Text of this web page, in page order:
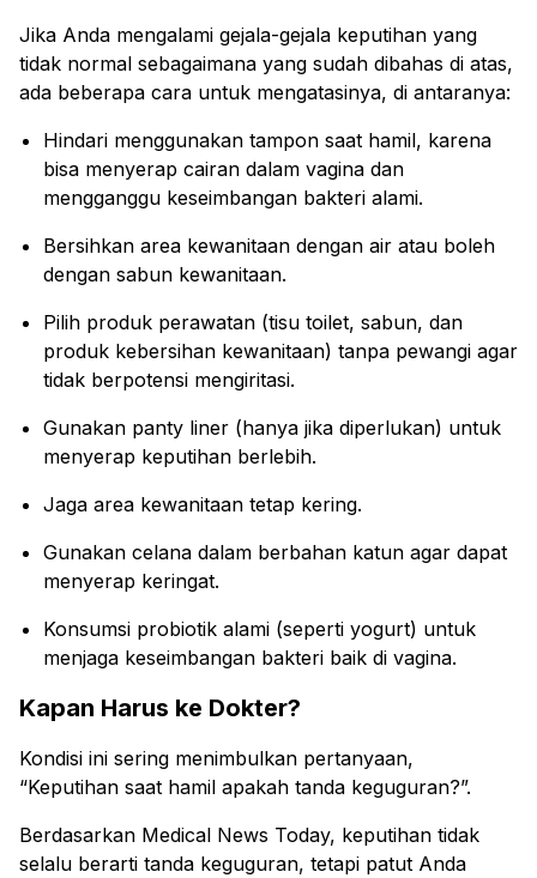
Jika Anda mengalami gejala-gejala keputihan yang
tidak normal sebagaimana yang sudah dibahas di atas,
ada beberapa cara untuk mengatasinya, di antaranya:
Hindari menggunakan tampon saat hamil, karena
bisa menyerap cairan dalam vagina dan
mengganggu keseimbangan bakteri alami.
Bersihkan area kewanitaan dengan air atau boleh
dengan sabun kewanitaan.
Pilih produk perawatan (tisu toilet, sabun, dan
produk kebersihan kewanitaan) tanpa pewangi agar
tidak berpotensi mengiritasi.
Gunakan panty liner (hanya jika diperlukan) untuk
menyerap keputihan berlebih.
Jaga area kewanitaan tetap kering.
Gunakan celana dalam berbahan katun agar dapat
menyerap keringat.
Konsumsi probiotik alami (seperti yogurt) untuk
menjaga keseimbangan bakteri baik di vagina.
Kapan Harus ke Dokter?
Kondisi ini sering menimbulkan pertanyaan,
“Keputihan saat hamil apakah tanda keguguran?”.
Berdasarkan Medical News Today, keputihan tidak
selalu berarti tanda keguguran, tetapi patut Anda